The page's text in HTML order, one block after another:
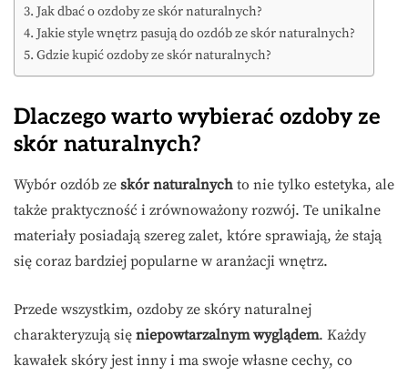
Jak dbać o ozdoby ze skór naturalnych?
Jakie style wnętrz pasują do ozdób ze skór naturalnych?
Gdzie kupić ozdoby ze skór naturalnych?
Dlaczego warto wybierać ozdoby ze
skór naturalnych?
Wybór ozdób ze skór naturalnych to nie tylko estetyka, ale
także praktyczność i zrównoważony rozwój. Te unikalne
materiały posiadają szereg zalet, które sprawiają, że stają
się coraz bardziej popularne w aranżacji wnętrz.
Przede wszystkim, ozdoby ze skóry naturalnej
charakteryzują się niepowtarzalnym wyglądem. Każdy
kawałek skóry jest inny i ma swoje własne cechy, co